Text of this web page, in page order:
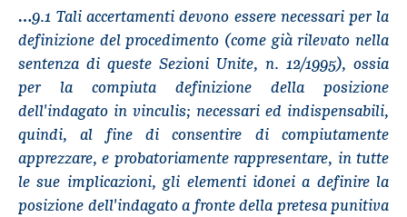
…9.1 Tali accertamenti devono essere necessari per la
definizione del procedimento (come già rilevato nella
sentenza di queste Sezioni Unite, n. 12/1995), ossia
per la compiuta definizione della posizione
dell'indagato in vinculis; necessari ed indispensabili,
quindi, al fine di consentire di compiutamente
apprezzare, e probatoriamente rappresentare, in tutte
le sue implicazioni, gli elementi idonei a definire la
posizione dell'indagato a fronte della pretesa punitiva